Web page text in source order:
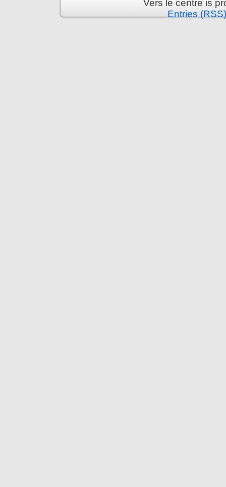
Vers le centre is
Entries (RSS)